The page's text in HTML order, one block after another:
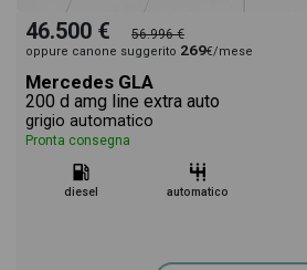
46.500 € 56.996 €
oppure canone suggerito 269€/mese
Mercedes GLA
200 d amg line extra auto
grigio automatico
Pronta consegna
diesel automatico